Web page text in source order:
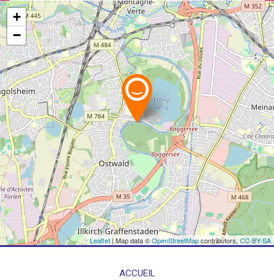
+
−
Leaflet| Map data ©OpenStreetMapcontributors,CC-BY-SA
ACCUEIL